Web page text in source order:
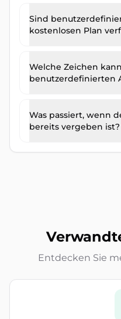
Sind
kostenlosen Plan
Welche Zeichen
benutzerdefinierten
Was passiert, wenn
bereits vergeben ist?
Entdecken Sie